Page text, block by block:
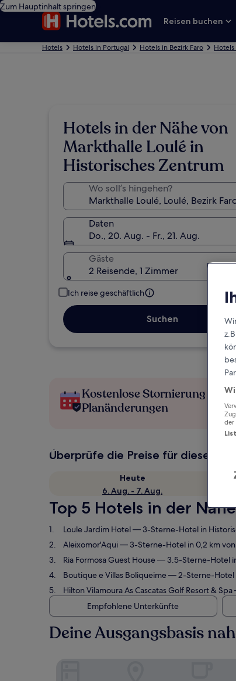
Zum Hauptinhalt springen
Reisen buchen
Hotels Hotels in Portugal Hotels in Bezirk Faro Hotels
Hotels in der Nähe von
Markthalle Loulé in
Historisches Zentrum
Wo soll’s hingehen?
Daten
Do., 20. Aug. - Fr., 21. Aug.
Gäste
2 Reisende, 1 Zimmer
Ich reise geschäftlich
Suchen
Kostenlose Stornierung bei
Planänderungen
Überprüfe die Preise für diese
Heute
6. Aug. - 7. Aug.
Top 5 Hotels in der
Loule Jardim Hotel— 3-Sterne-Hotel in
Aleixomor'Aqui— 3-Sterne-Hotel in 0,2 km
Ria Formosa Guest House— 3.5-Sterne-Hotel
Boutique e Villas Boliqueime— 2-Sterne-Hotel
Hilton Vilamoura As Cascatas Golf Resort & Spa
Empfohlene Unterkünfte
Deine Ausgangsbasis
der